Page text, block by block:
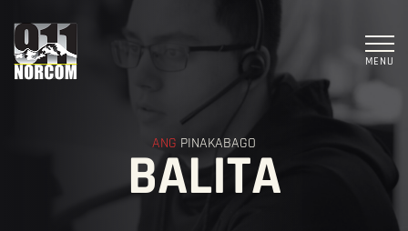
MENU
ANG PINAKABAGO
BALITA